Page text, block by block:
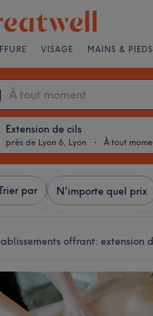
VISAGE MAINS & PIEDS
Extension de cils
près de Lyon 6, Lyon ・ À tout
par N'importe quel prix
offrant: extension